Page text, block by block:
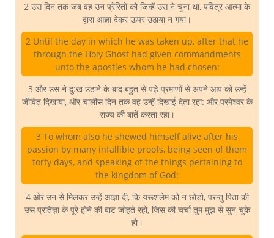
2 उस दिन तक जब वह उन प्रेरितों को जिन्हें उस ने चुना था, पवित्र आत्मा के
द्वारा आज्ञा देकर ऊपर उठाया न गया।
2 Until the day in which he was taken up, after that he
through the Holy Ghost had given commandments
unto the apostles whom he had chosen:
3 और उस ने दु:ख उठाने के बाद बहुत से पड़े प्रमाणों से अपने आप को उन्हें
जीवित दिखाया, और चालीस दिन तक वह उन्हें दिखाई देता रहा: और परमेश्वर के
राज्य की बातें करता रहा।
3 To whom also he shewed himself alive after his
passion by many infallible proofs, being seen of them
forty days, and speaking of the things pertaining to
the kingdom of God:
4 ओर उन से मिलकर उन्हें आज्ञा दी, कि यरूशलेम को न छोड़ो, परन्तु पिता की
उस प्रतिज्ञा के पूरे होने की बाट जोहते रहो, जिस की चर्चा तुम मुझ से सुन चुके
हो।